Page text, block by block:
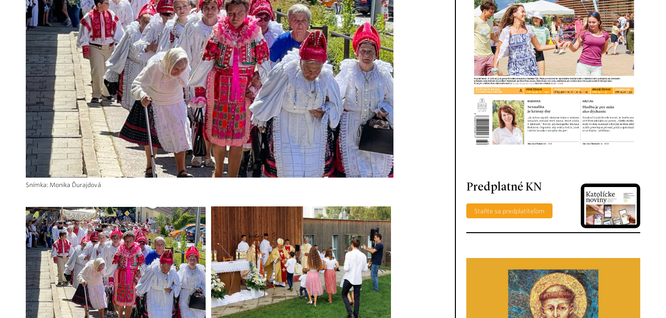
Snímka: Monika Ďurajdová Predplatné KN
Staňte sa predplatiteľom